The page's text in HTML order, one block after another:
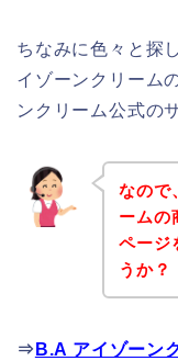
ちなみに色々と探
イゾーンクリーム
ンクリーム公式の
なので
ームの
ページ
うか？
⇒ B.A アイゾーン